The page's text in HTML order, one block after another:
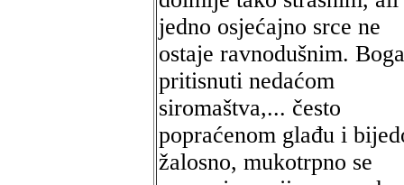
jedno osjećajno srce ne
ostaje ravnodušnim.
pritisnuti nedaćom
siromaštva,... često
popraćenom glađu i
žalosno, mukotrpno se